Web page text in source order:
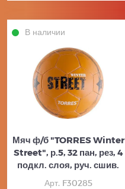
В наличии
Мяч ф/б "TORRES Winter
Street", р.5, 32 пан, рез, 4
подкл. слоя, руч. сшив.
Арт. F30285